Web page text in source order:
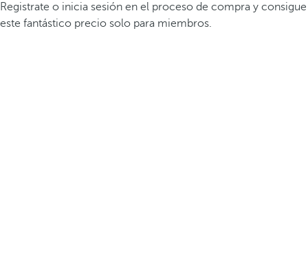
Registrate o inicia sesión en el proceso de compra y consigue
este fantástico precio solo para miembros.